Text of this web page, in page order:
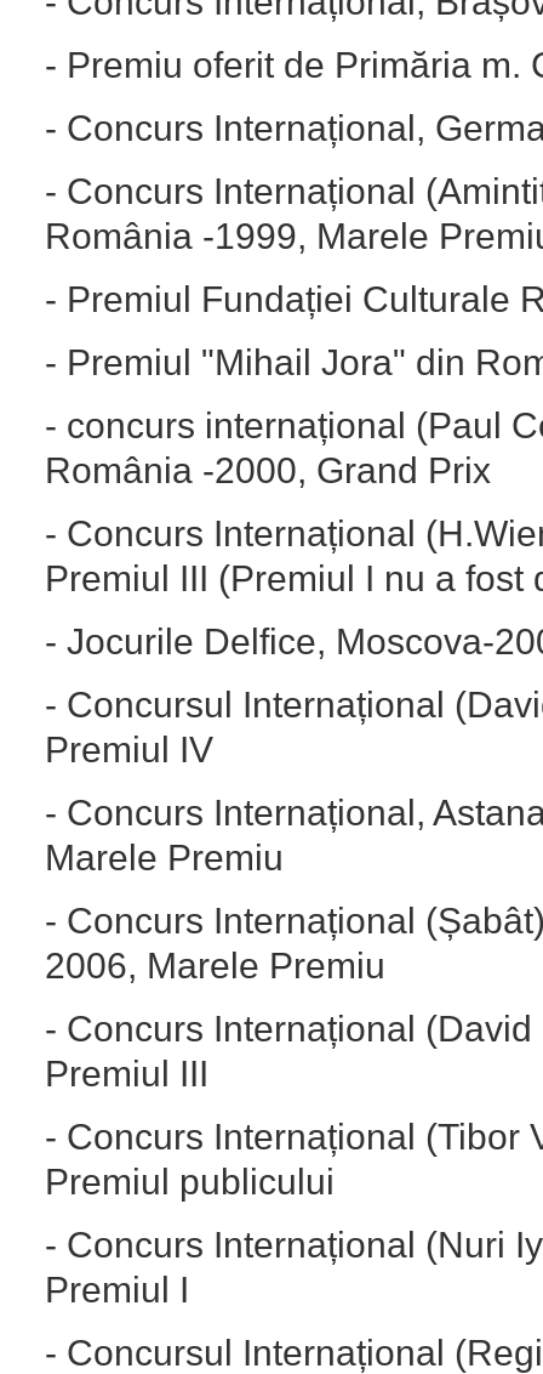
- Premiu oferit de Primăria m.
- Concurs Internațional,
- Concurs Internațional
România -1999, Marele
- Premiul Fundației Culturale
- Premiul "Mihail Jora" din
- concurs internațional (Paul
România -2000, Grand Prix
- Concurs Internațional
Premiul III (Premiul I nu a fost
- Jocurile Delfice, Moscova-
- Concursul Internațional
Premiul IV
- Concurs Internațional,
Marele Premiu
- Concurs Internațional
2006, Marele Premiu
- Concurs Internațional
Premiul III
- Concurs Internațional (Tibor
Premiul publicului
- Concurs Internațional (Nuri
Premiul I
- Concursul Internațional